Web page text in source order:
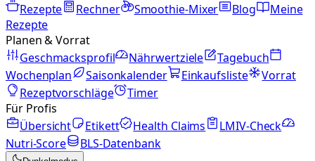
Rezepte
Rechner Smoothie-Mixer Blog
Meine
Rezepte
Planen & Vorrat
Geschmacksprofil
Nährwertziele
Tagebuch
Wochenplan
Saisonkalender Einkaufsliste
Vorrat
Rezeptvorschläge
Timer
Für Profis
Übersicht
Etikett Health Claims
LMIV-Check
Nutri-Score
BLS-Datenbank